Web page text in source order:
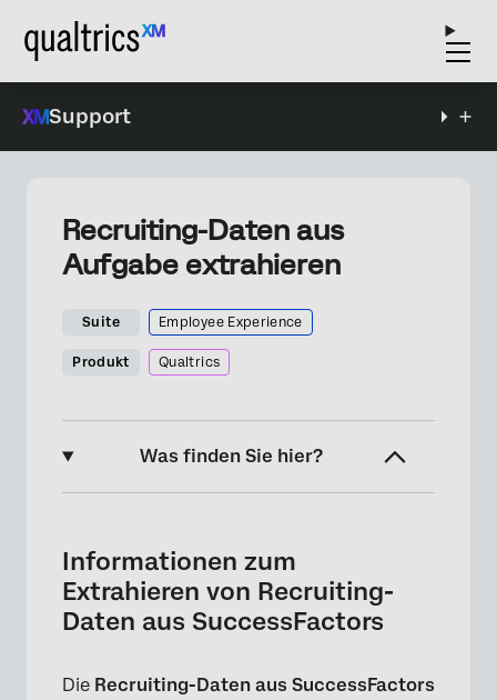
Support
Recruiting-Daten aus
Aufgabe extrahieren
Suite Employee Experience
Produkt Qualtrics
Was finden Sie hier?
Einrichten einer Aufgabe
Finden Ihrer Benutzerkonto
Aufgaben
Informationen zum
Extrahieren von Recruiting-
Daten aus SuccessFactors
Die Recruiting-Daten aus SuccessFactors